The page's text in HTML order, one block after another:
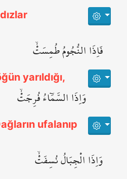
فَاِذَا النُّجُومُ طُمِسَتْۙ
yarıldığı,
وَاِذَا السَّمَٓاءُ فُرِجَتْۙ
ufalanıp
وَاِذَا الْجِبَالُ نُسِفَتْۙ